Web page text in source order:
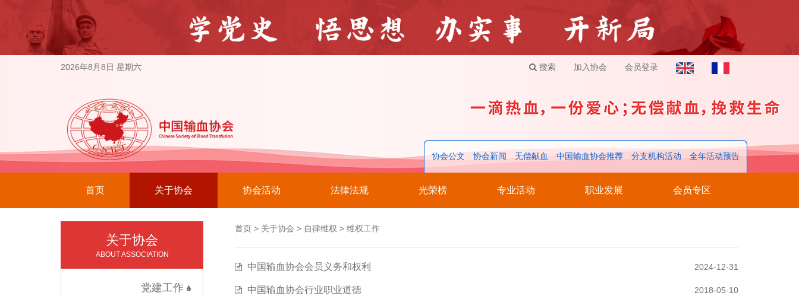
2026年8月8日 星期六 搜索 加入协会 会员登录
协会公文 协会新闻 无偿献血 中国输血协会推荐 分支机构活动 全年活动预告
首页 关于协会 协会活动 法律法规 光荣榜 专业活动 职业发展 会员专区
关于协会
ABOUT ASSOCIATION
党建工作
首页> 关于协会 > 自律维权 > 维权工作
中国输血协会会员义务和权利 2024-12-31
中国输血协会行业职业道德 2018-05-10